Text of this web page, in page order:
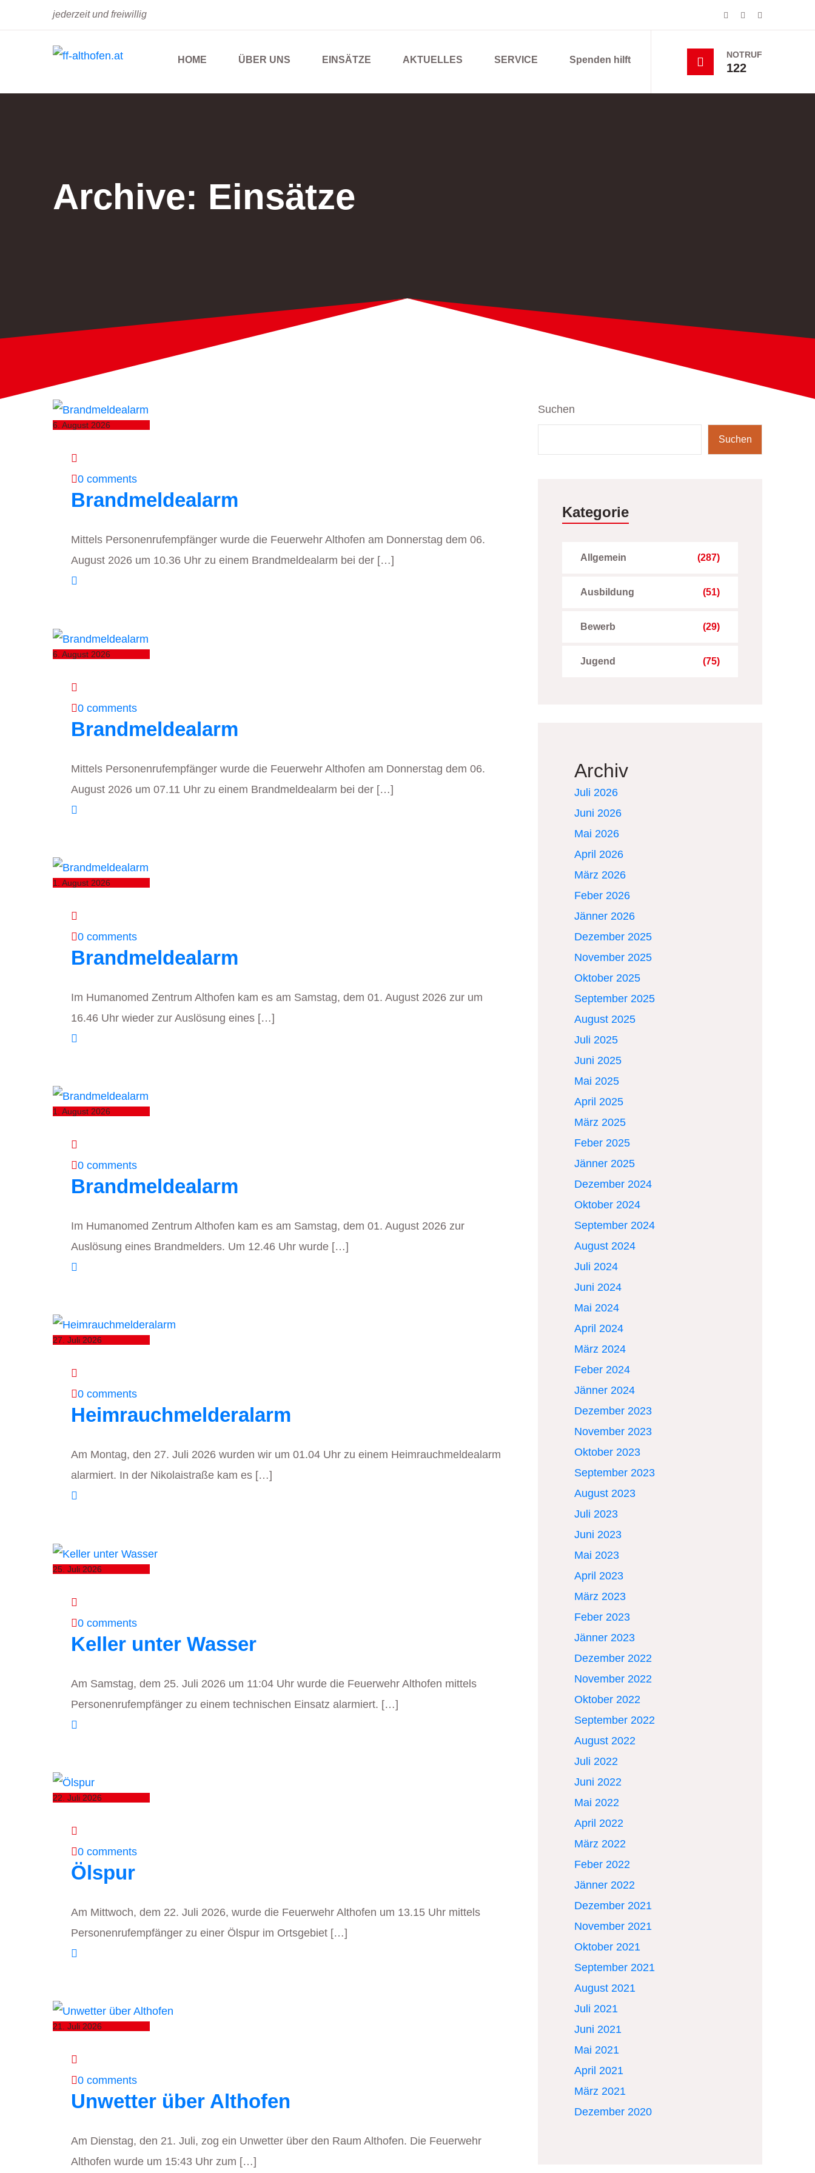
jederzeit und freiwillig
HOME ÜBER UNS EINSÄTZE AKTUELLES SERVICE Spenden hilft NOTRUF
122
Archive: Einsätze
6. August 2026
0 comments
Brandmeldealarm
Mittels Personenrufempfänger wurde die Feuerwehr Althofen am Donnerstag dem 06.
August 2026 um 10.36 Uhr zu einem Brandmeldealarm bei der […]
6. August 2026
0 comments
Brandmeldealarm
Mittels Personenrufempfänger wurde die Feuerwehr Althofen am Donnerstag dem 06.
August 2026 um 07.11 Uhr zu einem Brandmeldealarm bei der […]
1. August 2026
0 comments
Brandmeldealarm
Im Humanomed Zentrum Althofen kam es am Samstag, dem 01. August 2026 zur um
16.46 Uhr wieder zur Auslösung eines […]
1. August 2026
0 comments
Brandmeldealarm
Im Humanomed Zentrum Althofen kam es am Samstag, dem 01. August 2026 zur
Auslösung eines Brandmelders. Um 12.46 Uhr wurde […]
27. Juli 2026
0 comments
Heimrauchmelderalarm
Am Montag, den 27. Juli 2026 wurden wir um 01.04 Uhr zu einem Heimrauchmeldealarm
alarmiert. In der Nikolaistraße kam es […]
25. Juli 2026
0 comments
Keller unter Wasser
Am Samstag, dem 25. Juli 2026 um 11:04 Uhr wurde die Feuerwehr Althofen mittels
Personenrufempfänger zu einem technischen Einsatz alarmiert. […]
22. Juli 2026
0 comments
Ölspur
Am Mittwoch, dem 22. Juli 2026, wurde die Feuerwehr Althofen um 13.15 Uhr mittels
Personenrufempfänger zu einer Ölspur im Ortsgebiet […]
21. Juli 2026
0 comments
Unwetter über Althofen
Am Dienstag, den 21. Juli, zog ein Unwetter über den Raum Althofen. Die Feuerwehr
Althofen wurde um 15:43 Uhr zum […]
Suchen
Suchen
Kategorie
Allgemein (287)
Ausbildung (51)
Bewerb (29)
Jugend (75)
Archiv
Juli 2026
Juni 2026
Mai 2026
April 2026
März 2026
Feber 2026
Jänner 2026
Dezember 2025
November 2025
Oktober 2025
September 2025
August 2025
Juli 2025
Juni 2025
Mai 2025
April 2025
März 2025
Feber 2025
Jänner 2025
Dezember 2024
Oktober 2024
September 2024
August 2024
Juli 2024
Juni 2024
Mai 2024
April 2024
März 2024
Feber 2024
Jänner 2024
Dezember 2023
November 2023
Oktober 2023
September 2023
August 2023
Juli 2023
Juni 2023
Mai 2023
April 2023
März 2023
Feber 2023
Jänner 2023
Dezember 2022
November 2022
Oktober 2022
September 2022
August 2022
Juli 2022
Juni 2022
Mai 2022
April 2022
März 2022
Feber 2022
Jänner 2022
Dezember 2021
November 2021
Oktober 2021
September 2021
August 2021
Juli 2021
Juni 2021
Mai 2021
April 2021
März 2021
Dezember 2020